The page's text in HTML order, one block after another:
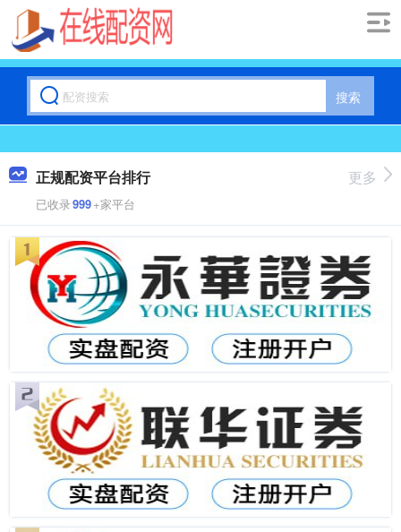
搜索
正规配资平台排行
已收录999+家平台
更多